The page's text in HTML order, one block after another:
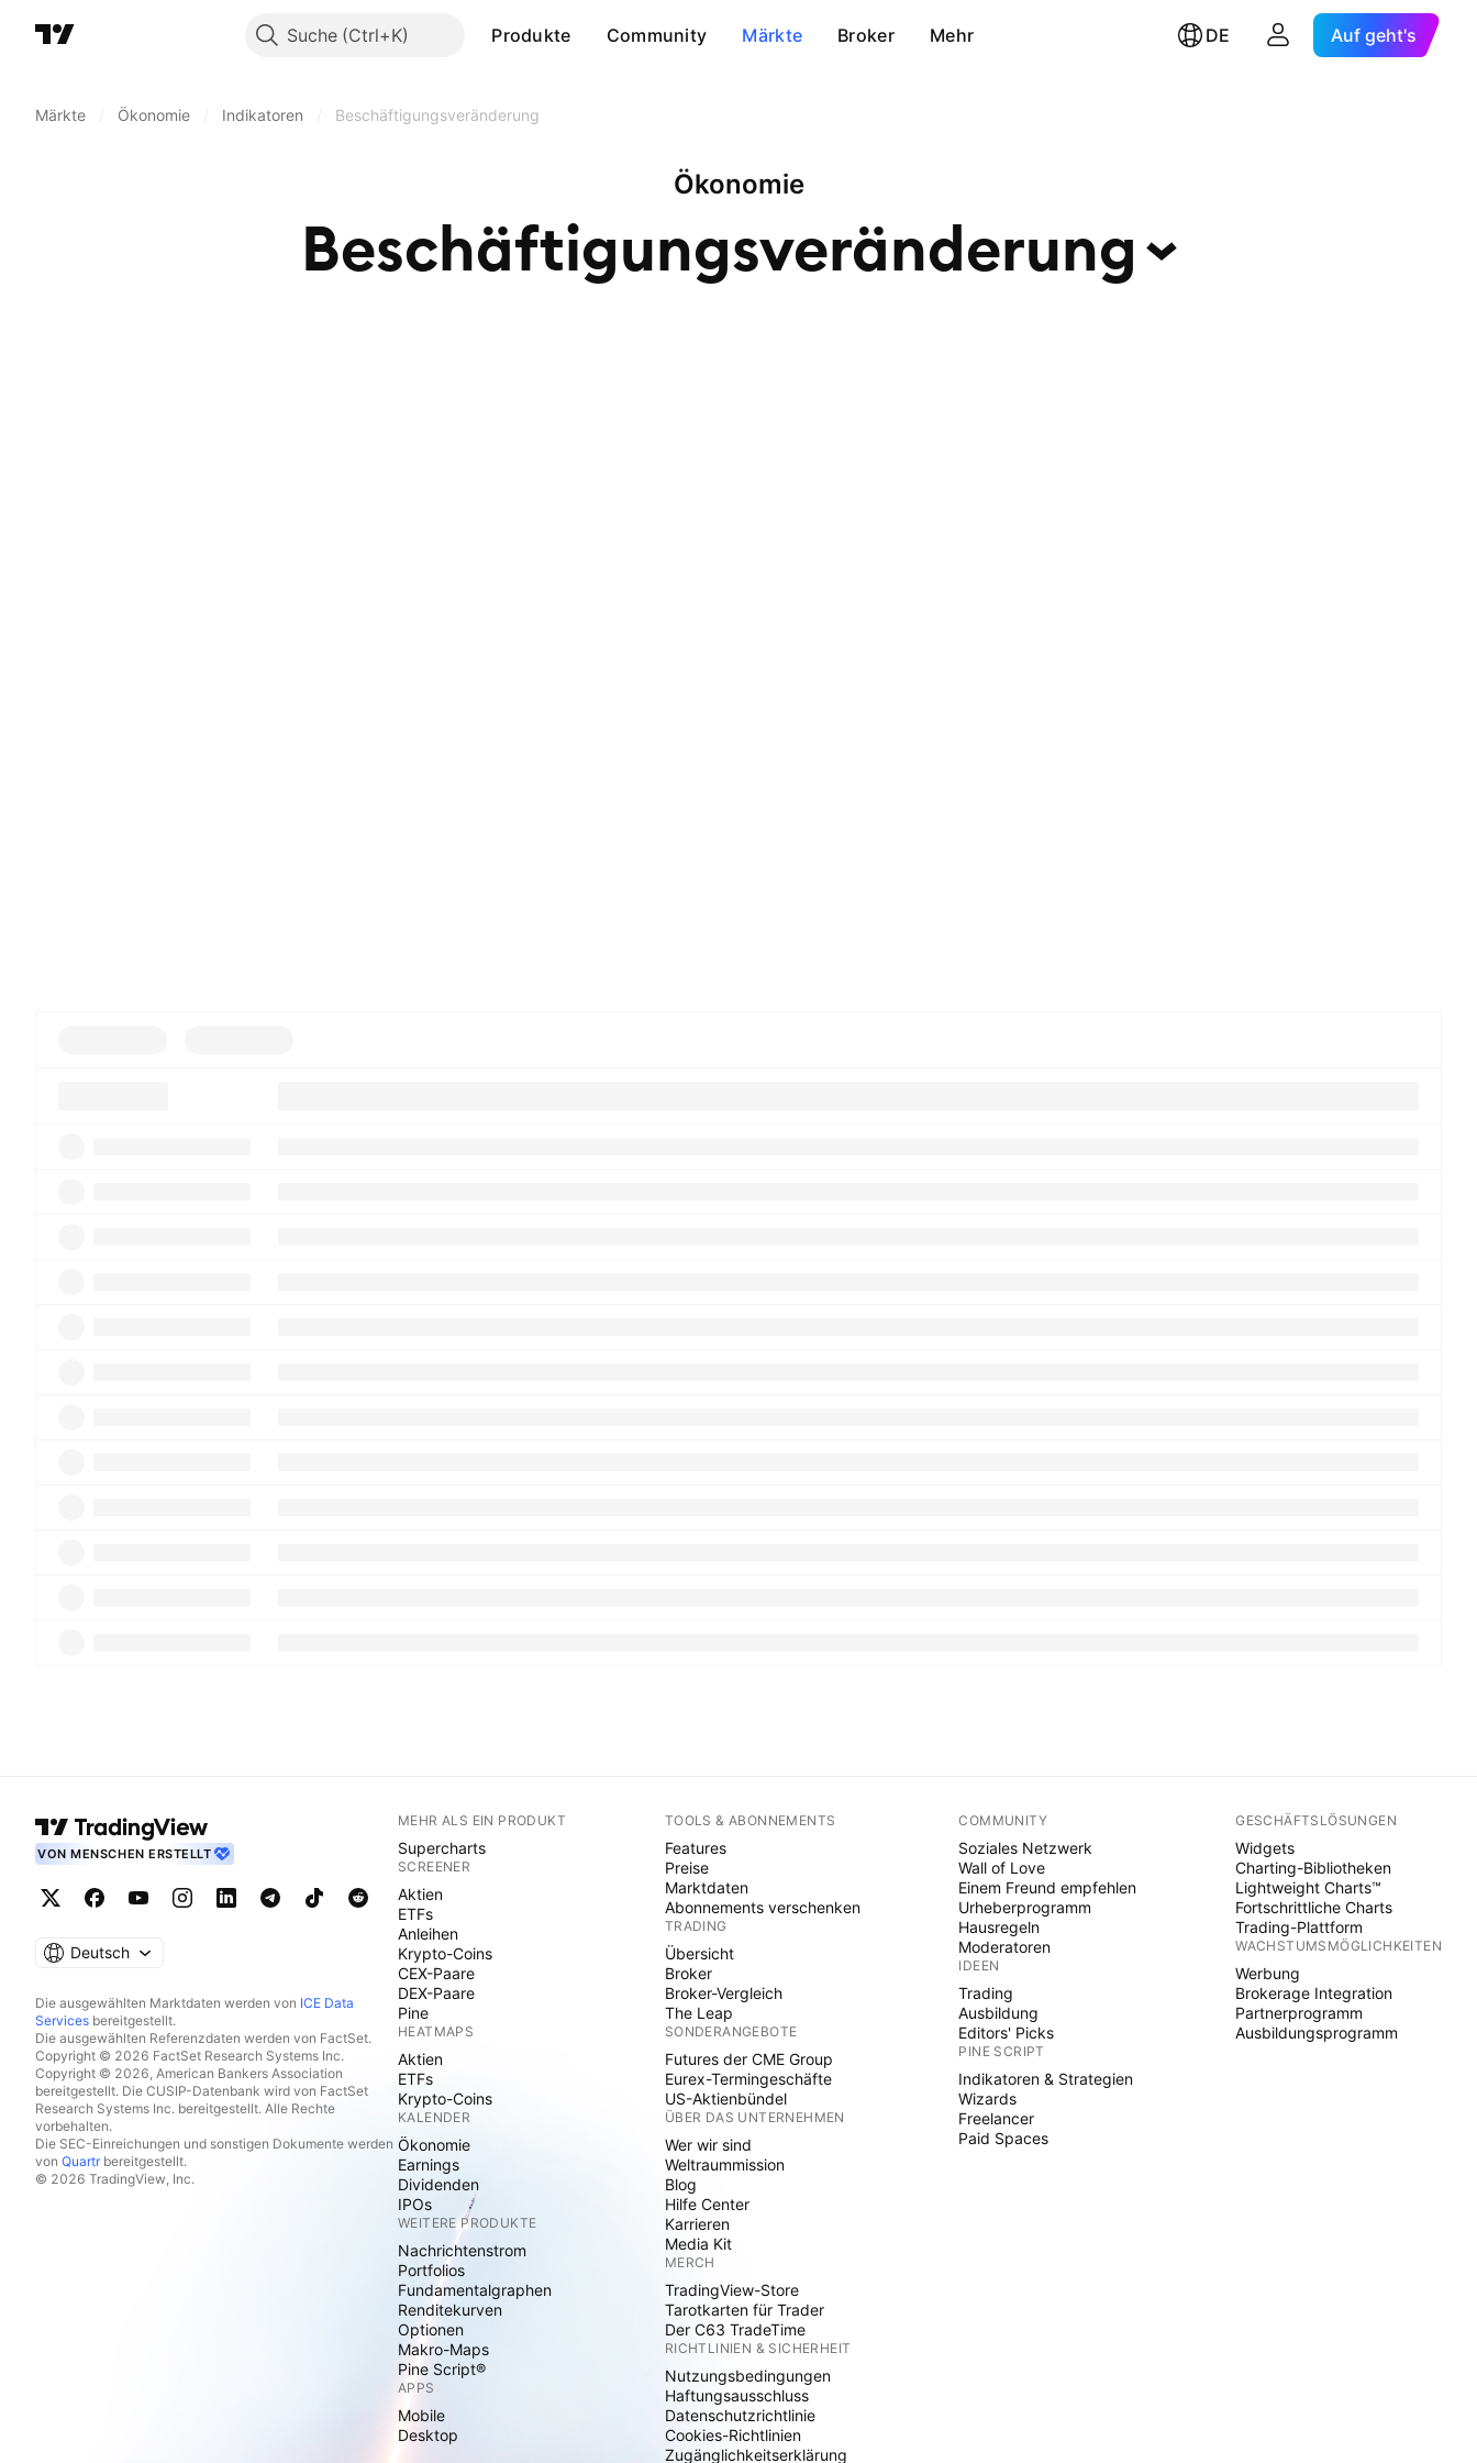
Suche Produkte Community Märkte Broker Mehr DE Auf geht's
Märkte Ökonomie Indikatoren Beschäftigungsveränderung
Ökonomie
Beschäftigungsveränderung
VON MENSCHEN ERSTELLT
Deutsch
Die ausgewählten Marktdaten werden von ICE Data
Services bereitgestellt.
Die ausgewählten Referenzdaten werden von FactSet.
Copyright © 2026 FactSet Research Systems Inc.
Copyright © 2026, American Bankers Association
bereitgestellt. Die CUSIP-Datenbank wird von FactSet
Research Systems Inc. bereitgestellt. Alle Rechte
vorbehalten.
Die SEC-Einreichungen und sonstigen Dokumente werden
von Quartrbereitgestellt.
© 2026 TradingView, Inc.
MEHR ALS EIN PRODUKT
Supercharts
SCREENER
Aktien
ETFs
Anleihen
Krypto-Coins
CEX-Paare
DEX-Paare
Pine
HEATMAPS
Aktien
ETFs
Krypto-Coins
KALENDER
Ökonomie
Earnings
Dividenden
IPOs
WEITERE PRODUKTE
Nachrichtenstrom
Portfolios
Fundamentalgraphen
Renditekurven
Optionen
Makro-Maps
Pine Script®
APPS
Mobile
Desktop
TOOLS & ABONNEMENTS
Features
Preise
Marktdaten
Abonnements verschenken
TRADING
Übersicht
Broker
Broker-Vergleich
The Leap
SONDERANGEBOTE
Futures der CME Group
Eurex-Termingeschäfte
US-Aktienbündel
ÜBER DAS UNTERNEHMEN
Wer wir sind
Weltraummission
Blog
Hilfe Center
Karrieren
Media Kit
MERCH
TradingView-Store
Tarotkarten für Trader
Der C63 TradeTime
RICHTLINIEN & SICHERHEIT
Nutzungsbedingungen
Haftungsausschluss
Datenschutzrichtlinie
Cookies-Richtlinien
Zugänglichkeitserklärung
COMMUNITY
Soziales Netzwerk
Wall of Love
Einem Freund empfehlen
Urheberprogramm
Hausregeln
Moderatoren
IDEEN
Trading
Ausbildung
Editors' Picks
PINE SCRIPT
Indikatoren & Strategien
Wizards
Freelancer
Paid Spaces
GESCHÄFTSLÖSUNGEN
Widgets
Charting-Bibliotheken
Lightweight Charts™
Fortschrittliche Charts
Trading-Plattform
WACHSTUMSMÖGLICHKEITEN
Werbung
Brokerage Integration
Partnerprogramm
Ausbildungsprogramm